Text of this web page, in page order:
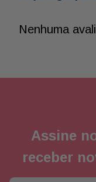
Nenhuma
Assine
receber